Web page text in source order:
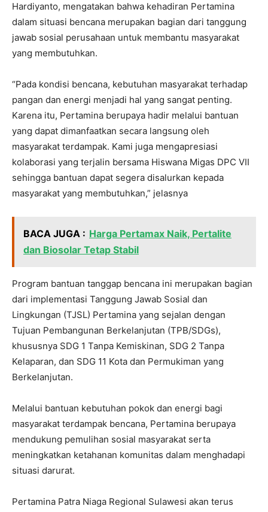
Hardiyanto, mengatakan bahwa kehadiran Pertamina
dalam situasi bencana merupakan bagian dari tanggung
jawab sosial perusahaan untuk membantu masyarakat
yang membutuhkan.
“Pada kondisi bencana, kebutuhan masyarakat terhadap
pangan dan energi menjadi hal yang sangat penting.
Karena itu, Pertamina berupaya hadir melalui bantuan
yang dapat dimanfaatkan secara langsung oleh
masyarakat terdampak. Kami juga mengapresiasi
kolaborasi yang terjalin bersama Hiswana Migas DPC VII
sehingga bantuan dapat segera disalurkan kepada
masyarakat yang membutuhkan,” jelasnya
BACA JUGA : Harga Pertamax Naik, Pertalite
dan Biosolar Tetap Stabil
Program bantuan tanggap bencana ini merupakan bagian
dari implementasi Tanggung Jawab Sosial dan
Lingkungan (TJSL) Pertamina yang sejalan dengan
Tujuan Pembangunan Berkelanjutan (TPB/SDGs),
khususnya SDG 1 Tanpa Kemiskinan, SDG 2 Tanpa
Kelaparan, dan SDG 11 Kota dan Permukiman yang
Berkelanjutan.
Melalui bantuan kebutuhan pokok dan energi bagi
masyarakat terdampak bencana, Pertamina berupaya
mendukung pemulihan sosial masyarakat serta
meningkatkan ketahanan komunitas dalam menghadapi
situasi darurat.
Pertamina Patra Niaga Regional Sulawesi akan terus